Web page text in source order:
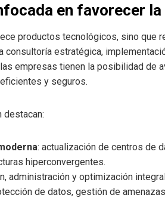
en favorecer
productos tecnológicos, sino que
consultoría estratégica,
empresas tienen la posibilidad de
y seguros.
destacan:
: actualización de centros de
hiperconvergentes.
administración y optimización
de datos, gestión de